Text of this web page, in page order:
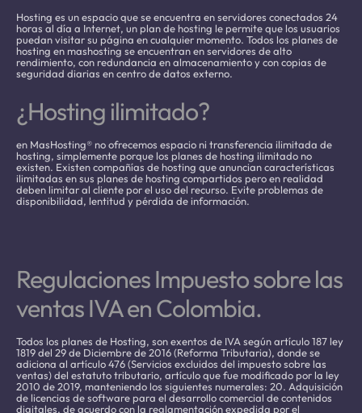
Hosting es un espacio que se encuentra en servidores conectados 24
horas al día a Internet, un plan de hosting le permite que los usuarios
puedan visitar su página en cualquier momento. Todos los planes de
hosting en mashosting se encuentran en servidores de alto
rendimiento, con redundancia en almacenamiento y con copias de
seguridad diarias en centro de datos externo.
¿Hosting ilimitado?
en MasHosting® no ofrecemos espacio ni transferencia ilimitada de
hosting, simplemente porque los planes de hosting ilimitado no
existen. Existen compañías de hosting que anuncian características
ilimitadas en sus planes de hosting compartidos pero en realidad
deben limitar al cliente por el uso del recurso. Evite problemas de
disponibilidad, lentitud y pérdida de información.
Regulaciones Impuesto sobre las
ventas IVA en Colombia.
Todos los planes de Hosting, son exentos de IVA según artículo 187 ley
1819 del 29 de Diciembre de 2016 (Reforma Tributaria), donde se
adiciona al artículo 476 (Servicios excluidos del impuesto sobre las
ventas) del estatuto tributario, artículo que fue modificado por la ley
2010 de 2019, manteniendo los siguientes numerales: 20. Adquisición
de licencias de software para el desarrollo comercial de contenidos
digitales, de acuerdo con la reglamentación expedida por el